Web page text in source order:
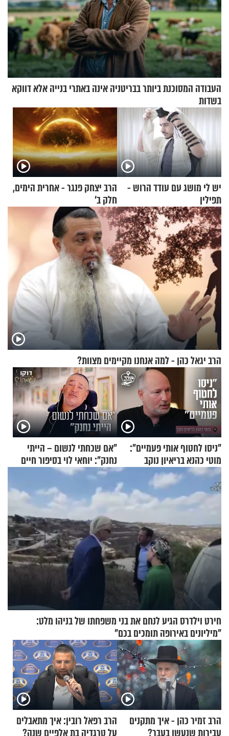
העבודה המסוכנת ביותר בבריטניה אינה באתרי בנייה אלא דווקא
בשדות
יש לי מושג עם עודד הרוש -
תפילין
הרב יצחק פנגר - אחרית הימים,
חלק ב’
הרב יגאל כהן - למה אנחנו מקיימים מצוות?
"ניסו לחטוף אותי פעמיים":
מוטי כהנא בריאיון נוקב
"אם שכחתי לנשום – הייתי
נחנק": יוחאי לוי בסיפור חיים
מעורר השראה
חירט וילדרס הגיע לנחם את בני משפחתו של בניהו מלט:
"מיליונים באירופה תומכים בכם"
הרב זמיר כהן - איך מתקנים
הרב רפאל רובין: איך מתאבלים